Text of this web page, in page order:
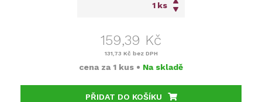
ks
159,39 Kč
131,73 Kč bez DPH
cena za 1 kus • Na skladě
PŘIDAT DO KOŠÍKU